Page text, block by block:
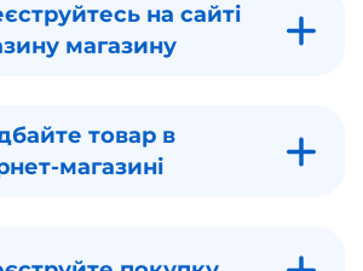
на сайті
магазину
товар в
магазині